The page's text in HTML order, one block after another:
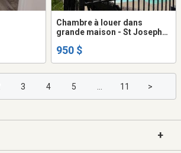
Chambre à louer dans
grande maison - St Joseph
950 $
3 4 5 11 >
+